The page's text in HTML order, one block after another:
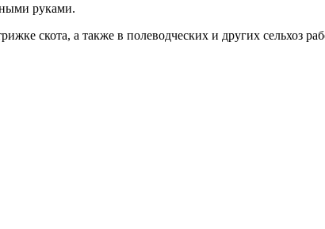
руками.
скота, а также в полеводческих и других сельхоз